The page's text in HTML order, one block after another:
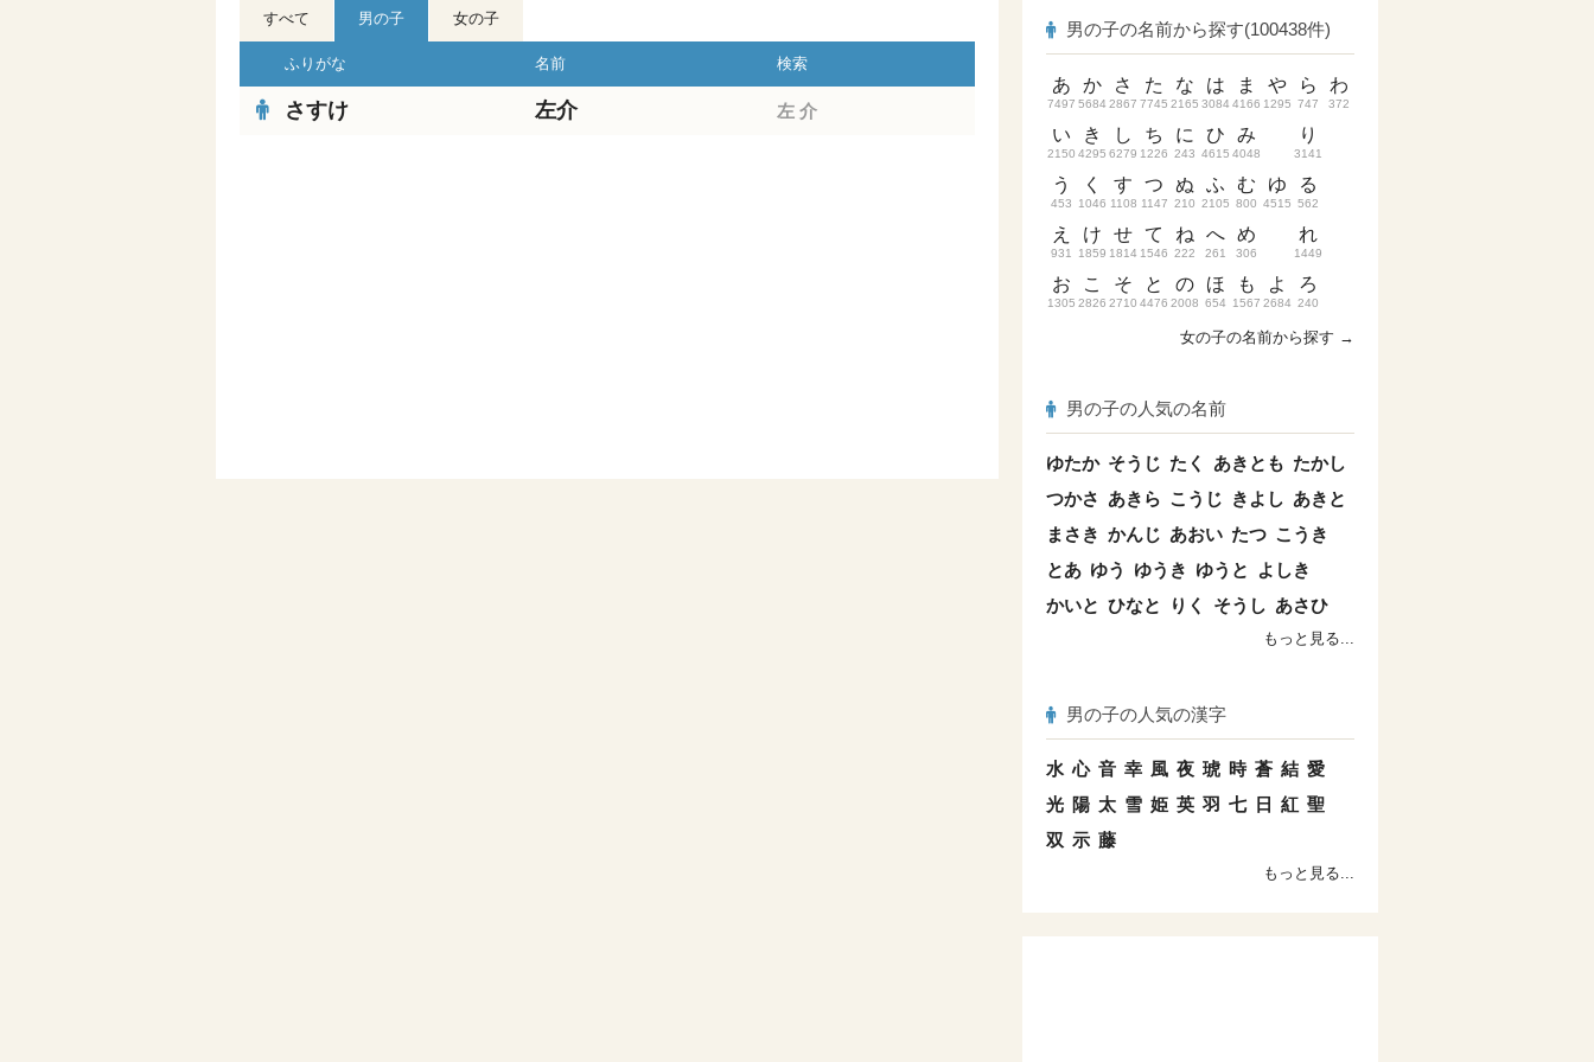
すべて 男の子 女の子
ふりがな 名前 検索
さすけ 左介 左 介
男の子の名前から探す(100438件)
あ
7497
い
2150
う
453
え
931
お
1305
か
5684
き
4295
く
1046
け
1859
こ
2826
さ
2867
し
6279
す
1108
せ
1814
そ
2710
た
7745
ち
1226
つ
1147
て
1546
と
4476
な
2165
に
243
ぬ
210
ね
222
の
2008
は
3084
ひ
4615
ふ
2105
へ
261
ほ
654
ま
4166
み
4048
む
800
め
306
も
1567
や
1295
ゆ
4515
よ
2684
ら
747
り
3141
る
562
れ
1449
ろ
240
わ
372
女の子の名前から探す →
男の子の人気の名前
ゆたか そうじ たく あきとも たかし
つかさ あきら こうじ きよし あきと
まさき かんじ あおい たつ こうき
とあ ゆう ゆうき ゆうと
よしき
かいと ひなと りく そうし あさひ
もっと見る...
男の子の人気の漢字
水 心 音 幸 風 夜 琥 時 蒼 結 愛
光 陽 太 雪 姫 英 羽 七 日 紅 聖
双 示 藤
もっと見る...